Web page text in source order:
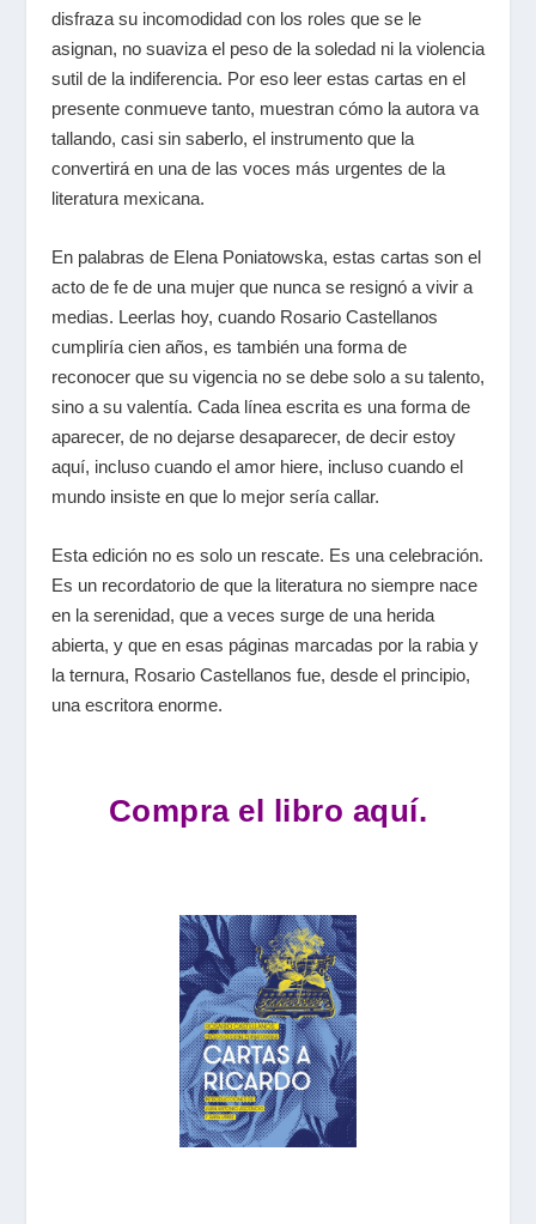
disfraza su incomodidad con los roles que se le
asignan, no suaviza el peso de la soledad ni la violencia
sutil de la indiferencia. Por eso leer estas cartas en el
presente conmueve tanto, muestran cómo la autora va
tallando, casi sin saberlo, el instrumento que la
convertirá en una de las voces más urgentes de la
literatura mexicana.
En palabras de Elena Poniatowska, estas cartas son el
acto de fe de una mujer que nunca se resignó a vivir a
medias. Leerlas hoy, cuando Rosario Castellanos
cumpliría cien años, es también una forma de
reconocer que su vigencia no se debe solo a su talento,
sino a su valentía. Cada línea escrita es una forma de
aparecer, de no dejarse desaparecer, de decir estoy
aquí, incluso cuando el amor hiere, incluso cuando el
mundo insiste en que lo mejor sería callar.
Esta edición no es solo un rescate. Es una celebración.
Es un recordatorio de que la literatura no siempre nace
en la serenidad, que a veces surge de una herida
abierta, y que en esas páginas marcadas por la rabia y
la ternura, Rosario Castellanos fue, desde el principio,
una escritora enorme.
Compra el libro aquí.